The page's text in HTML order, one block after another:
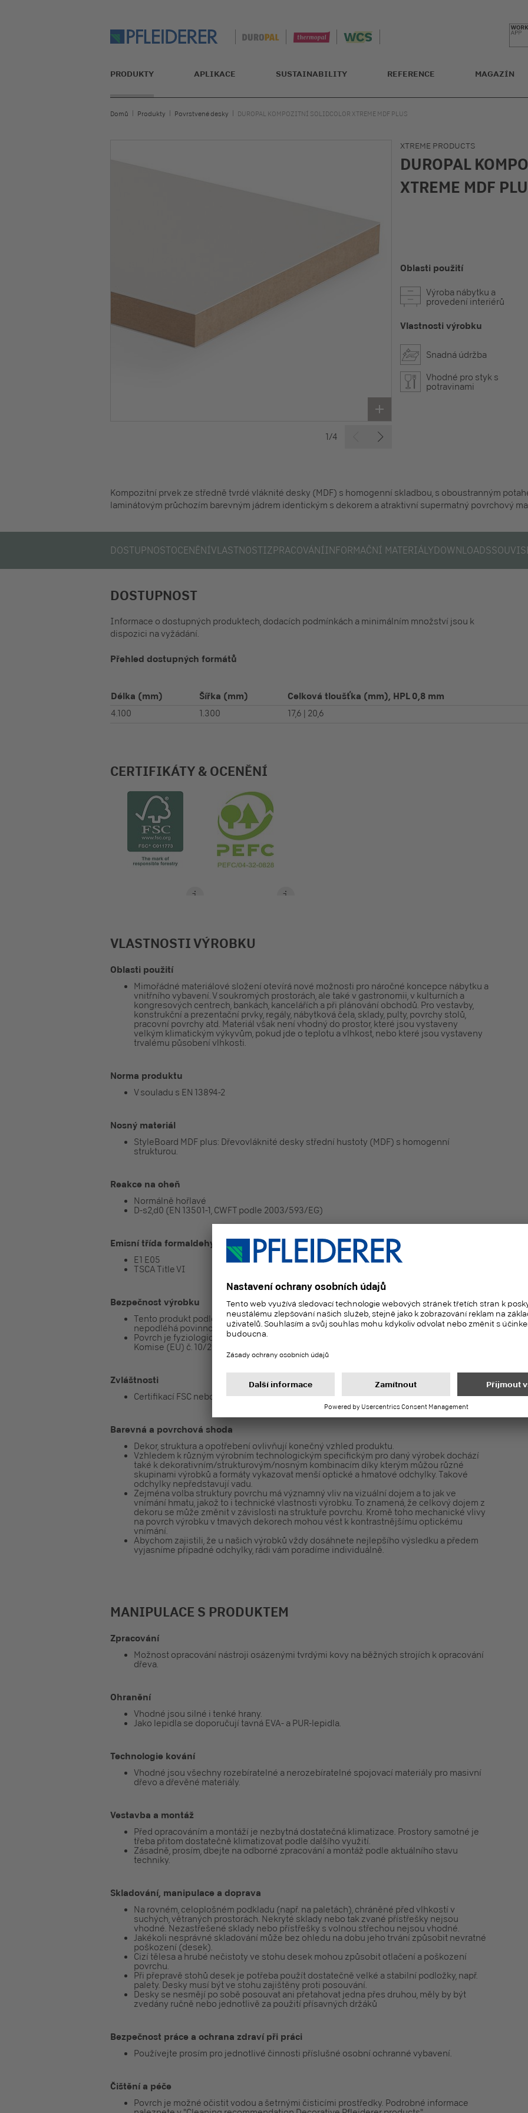
PRODUKTY APLIKACE SUSTAINABILITY REFERENCE MAGAZÍN
Domů Produkty Povrstvené desky DUROPAL KOMPOZITNÍ SOLIDCOLOR XTREME MDF PLUS
1/4
XTREME PRODUCTS
DUROPAL
XTREME MDF
Oblasti použití
Výroba nábytku a
provedení interiérů
Vlastnosti výrobku
Snadná údržba
Vhodné pro styk s
potravinami
Kompozitní prvek ze středně tvrdé vláknité desky (MDF) s homogenní skladbou, s oboustranným
laminátovým průchozím barevným jádrem identickým s dekorem a atraktivní supermatný povrchový
DOSTUPNOSTOCENĚNÍVLASTNOSTIZPRACOVÁNÍINFORMAČNÍ MATERIÁLYDOWNLOADS
DOSTUPNOST
Informace o dostupných produktech, dodacích podmínkách a minimálním množství jsou k
dispozici na vyžádání.
Přehled dostupných formátů
Délka (mm) Šířka (mm) Celková tloušťka (mm), HPL 0,8 mm
4.100 1.300 17,6 | 20,6
CERTIFIKÁTY & OCENĚNÍ
VLASTNOSTI VÝROBKU
Oblasti použití
Mimořádné materiálové složení otevírá nové možnosti pro náročné koncepce nábytku a
vnitřního vybavení. V soukromých prostorách, ale také v gastronomii, v kulturních a
kongresových centrech, bankách, kancelářích a při plánování obchodů. Pro vestavby,
konstrukční a prezentační prvky, regály, nábytková čela, sklady, pulty, povrchy stolů,
pracovní povrchy atd. Materiál však není vhodný do prostor, které jsou vystaveny
velkým klimatickým výkyvům, pokud jde o teplotu a vlhkost, nebo které jsou vystaveny
trvalému působení vlhkosti.
Norma produktu
V souladu s EN 13894-2
Nosný materiál
StyleBoard MDF plus: Dřevovláknité desky střední hustoty (MDF) s homogenní
strukturou.
Reakce na oheň
Normálně hořlavé
D-s2,d0 (EN 13501-1, CWFT podle 2003/593/EG)
Emisní třída formaldehydu
E1 E05
TSCA Title VI
Bezpečnost výrobku
Tento produkt podle REACH nařízení ES 1907/2006 představuje výrobek a podle článku 7
nepodléhá povinnosti registrace.
Povrch je fyziologicky nezávadný a pro kontakt s potravinami přípustný (podle Nařízení
Komise (EU) č. 10/2011).
Zvláštnosti
Certifikací FSC nebo certifikací PEFC – K dostání na vyžádání.
Barevná a povrchová shoda
Dekor, struktura a opotřebení ovlivňují konečný vzhled produktu.
Vzhledem k různým výrobním technologickým specifickým pro daný výrobek dochází
také k dekorativním/strukturovým/nosným kombinacím díky kterým můžou různé
skupinami výrobků a formáty vykazovat menší optické a hmatové odchylky. Takové
odchylky nepředstavují vadu.
Zejména volba struktury povrchu má významný vliv na vizuální dojem a to jak ve
vnímání hmatu, jakož to i technické vlastnosti výrobku. To znamená, že celkový dojem z
dekoru se může změnit v závislosti na struktuře povrchu. Kromě toho mechanické vlivy
na povrch výrobku v tmavých dekorech mohou vést k kontrastnějšímu optickému
vnímání.
Abychom zajistili, že u našich výrobků vždy dosáhnete nejlepšího výsledku a předem
vyjasníme případné odchylky, rádi vám poradíme individuálně.
MANIPULACE S PRODUKTEM
Zpracování
Možnost opracování nástroji osázenými tvrdými kovy na běžných strojích k opracování
dřeva.
Ohranění
Vhodné jsou silné i tenké hrany.
Jako lepidla se doporučují tavná EVA- a PUR-lepidla.
Technologie kování
Vhodné jsou všechny rozebíratelné a nerozebíratelné spojovací materiály pro masivní
dřevo a dřevěné materiály.
Vestavba a montáž
Před opracováním a montáží je nezbytná dostatečná klimatizace. Prostory samotné je
třeba přitom dostatečně klimatizovat podle dalšího využití.
Zásadně, prosím, dbejte na odborné zpracování a montáž podle aktuálního stavu
techniky.
Skladování, manipulace a doprava
Na rovném, celoplošném podkladu (např. na paletách), chráněné před vlhkostí v
suchých, větraných prostorách. Nekryté sklady nebo tak zvané přístřešky nejsou
vhodné. Nezastřešené sklady nebo přístřešky s volnou střechou nejsou vhodné.
Jakékoli nesprávné skladování může bez ohledu na dobu jeho trvání způsobit nevratné
poškození (desek).
Cizí tělesa a hrubé nečistoty ve stohu desek mohou způsobit otlačení a poškození
povrchu.
Při přepravě stohů desek je potřeba použít dostatečně velké a stabilní podložky, např.
palety. Desky musí být ve stohu zajištěny proti posouvání.
Desky se nesmějí po sobě posouvat ani přetahovat jedna přes druhou, měly by být
zvedány ručně nebo jednotlivě za použití přísavných držáků
Bezpečnost práce a ochrana zdraví při práci
Používejte prosím pro jednotlivé činnosti příslušné osobní ochranné vybavení.
Čištění a péče
Povrch je možné očistit vodou a šetrnými čisticími prostředky. Podrobné informace